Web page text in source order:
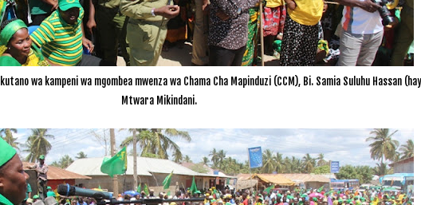
wa kampeni wa mgombea mwenza wa Chama Cha Mapinduzi (CCM), Bi. Samia Suluhu Hassan
Mtwara Mikindani.